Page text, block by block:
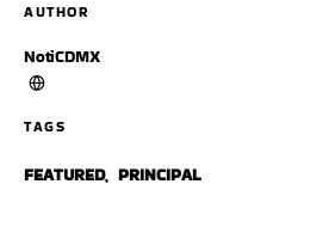
AUTHOR
NotiCDMX
TAGS
FEATURED, PRINCIPAL